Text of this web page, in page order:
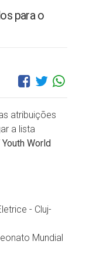
para o
atribuições
a lista
Youth World
- Cluj-
Mundial